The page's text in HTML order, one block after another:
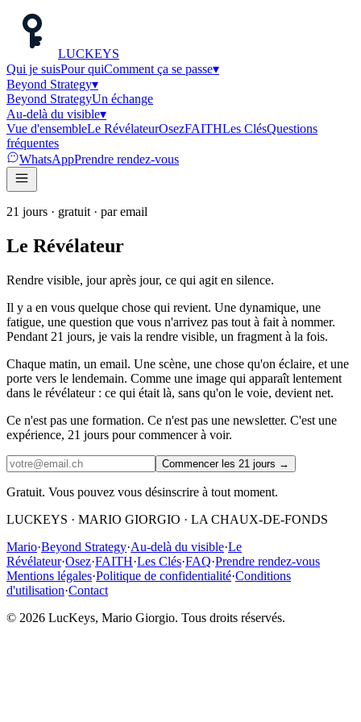
LUCKEYS
Qui je suisPour quiComment ça se passe▾
Beyond Strategy▾
Beyond StrategyUn échange
Au-delà du visible▾
Vue d'ensembleLe RévélateurOsezFAITHLes ClésQuestions
fréquentes
WhatsAppPrendre rendez-vous
21 jours · gratuit · par email
Le Révélateur
Rendre visible, jour après jour, ce qui agit en silence.
Il y a en vous quelque chose qui revient. Une dynamique, une
fatigue, une question que vous n'arrivez pas tout à fait à nommer.
Pendant 21 jours, je vais la rendre visible, un fragment à la fois.
Chaque matin, un email. Une scène, une chose qu'on éclaire, et une
porte vers le lendemain. Comme une image qui apparaît lentement
dans le révélateur : ce qui était là, sans qu'on le voie, devient net.
Ce n'est pas une formation. Ce n'est pas une newsletter. C'est une
expérience, 21 jours pour commencer à voir.
Commencer les 21 jours →
Gratuit. Vous pouvez vous désinscrire à tout moment.
LUCKEYS · MARIO GIORGIO · LA CHAUX-DE-FONDS
Mario·Beyond Strategy·Au-delà du visible·Le
Révélateur·Osez·FAITH·Les Clés·FAQ·Prendre rendez-vous
Mentions légales·Politique de confidentialité·Conditions
d'utilisation·Contact
© 2026 LucKeys, Mario Giorgio. Tous droits réservés.